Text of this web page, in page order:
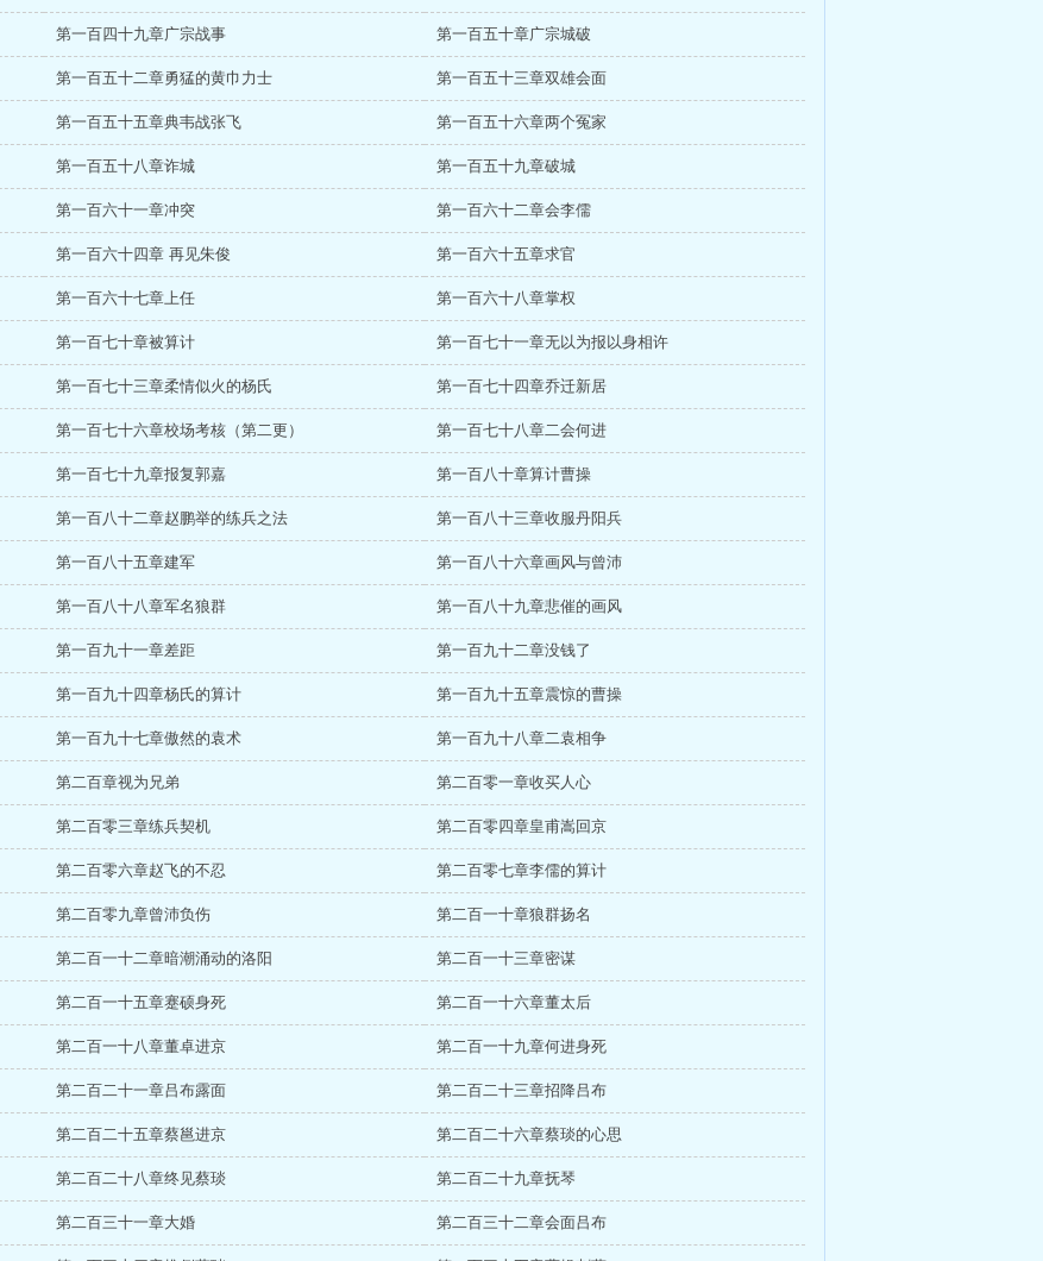
第一百四十九章广宗战事 第一百五十章广宗城破
第一百五十二章勇猛的黄巾力士 第一百五十三章双雄会面
第一百五十五章典韦战张飞 第一百五十六章两个冤家
第一百五十八章诈城 第一百五十九章破城
第一百六十一章冲突 第一百六十二章会李儒
第一百六十四章 再见朱俊 第一百六十五章求官
第一百六十七章上任 第一百六十八章掌权
第一百七十章被算计 第一百七十一章无以为报以身相许
第一百七十三章柔情似火的杨氏 第一百七十四章乔迁新居
第一百七十六章校场考核（第二更） 第一百七十八章二会何进
第一百七十九章报复郭嘉 第一百八十章算计曹操
第一百八十二章赵鹏举的练兵之法 第一百八十三章收服丹阳兵
第一百八十五章建军 第一百八十六章画风与曾沛
第一百八十八章军名狼群 第一百八十九章悲催的画风
第一百九十一章差距 第一百九十二章没钱了
第一百九十四章杨氏的算计 第一百九十五章震惊的曹操
第一百九十七章傲然的袁术 第一百九十八章二袁相争
第二百章视为兄弟 第二百零一章收买人心
第二百零三章练兵契机 第二百零四章皇甫嵩回京
第二百零六章赵飞的不忍 第二百零七章李儒的算计
第二百零九章曾沛负伤 第二百一十章狼群扬名
第二百一十二章暗潮涌动的洛阳 第二百一十三章密谋
第二百一十五章蹇硕身死 第二百一十六章董太后
第二百一十八章董卓进京 第二百一十九章何进身死
第二百二十一章吕布露面 第二百二十三章招降吕布
第二百二十五章蔡邕进京 第二百二十六章蔡琰的心思
第二百二十八章终见蔡琰 第二百二十九章抚琴
第二百三十一章大婚 第二百三十二章会面吕布